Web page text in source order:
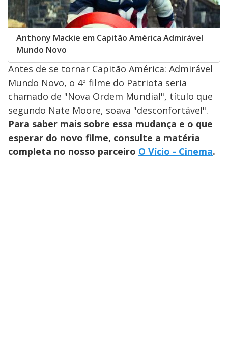
Anthony Mackie em Capitão América Admirável
Mundo Novo
Antes de se tornar Capitão América: Admirável
Mundo Novo, o 4º filme do Patriota seria
chamado de "Nova Ordem Mundial", título que
segundo Nate Moore, soava "desconfortável".
Para saber mais sobre essa mudança e o que
esperar do novo filme, consulte a matéria
completa no nosso parceiro O Vício - Cinema.